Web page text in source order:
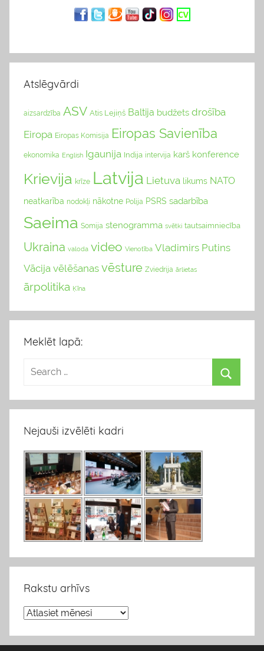
Atslēgvārdi
aizsardzība ASV Atis Lejiņš Baltija budžets drošība
Eiropa Eiropas Komisija Eiropas Savienība
ekonomika English Igaunija Indija intervija karš konference
Krievija krīze Latvija Lietuva likums NATO
neatkarība nodokļi nākotne Polija PSRS sadarbība
Saeima Somija stenogramma svētki tautsaimniecība
Ukraina valoda video Vienotība Vladimirs Putins
Vācija vēlēšanas vēsture Zviedrija ārlietas
ārpolitika Ķīna
Meklēt lapā:
Nejauši izvēlēti kadri
Rakstu arhīvs
R
k